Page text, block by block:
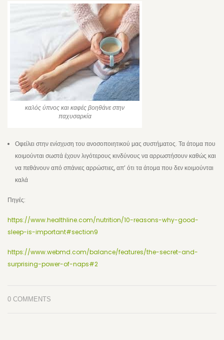
καλός ύπνος και καφές βοηθάνε στην
παχυσαρκία
Οφείλει στην ενίσχυση του ανοσοποιητικού μας συστήματος. Τα άτομα που
κοιμούνται σωστά έχουν λιγότερους κινδύνους να αρρωστήσουν καθώς και
να πεθάνουν από σπάνιες αρρώστιες, απ’ ότι τα άτομα που δεν κοιμούνται
καλά
Πηγές:
https://www.healthline.com/nutrition/10-reasons-why-good-
sleep-is-important#section9
https://www.webmd.com/balance/features/the-secret-and-
surprising-power-of-naps#2
0 COMMENTS